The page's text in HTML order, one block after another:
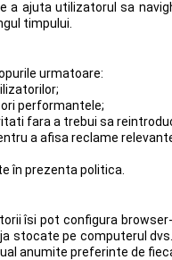
a ajuta utilizatorul sa
timpului.
urmatoare:
performantele;
fara a trebui sa
a afisa reclame
în prezenta politica.
îsi pot configura
stocate pe computerul
anumite preferinte de